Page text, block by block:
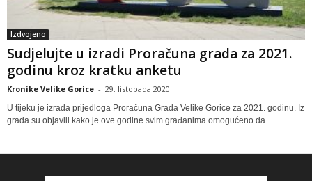
Izdvojeno
Sudjelujte u izradi Proračuna grada za 2021.
godinu kroz kratku anketu
Kronike Velike Gorice - 29. listopada 2020
U tijeku je izrada prijedloga Proračuna Grada Velike Gorice za 2021. godinu. Iz
grada su objavili kako je ove godine svim građanima omogućeno da...